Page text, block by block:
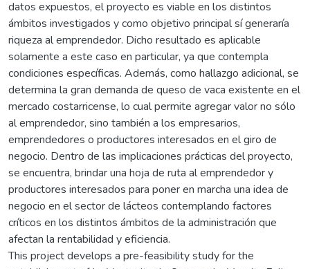
datos expuestos, el proyecto es viable en los distintos
ámbitos investigados y como objetivo principal sí generaría
riqueza al emprendedor. Dicho resultado es aplicable
solamente a este caso en particular, ya que contempla
condiciones específicas. Además, como hallazgo adicional, se
determina la gran demanda de queso de vaca existente en el
mercado costarricense, lo cual permite agregar valor no sólo
al emprendedor, sino también a los empresarios,
emprendedores o productores interesados en el giro de
negocio. Dentro de las implicaciones prácticas del proyecto,
se encuentra, brindar una hoja de ruta al emprendedor y
productores interesados para poner en marcha una idea de
negocio en el sector de lácteos contemplando factores
críticos en los distintos ámbitos de la administración que
afectan la rentabilidad y eficiencia.
This project develops a pre-feasibility study for the